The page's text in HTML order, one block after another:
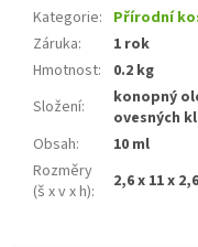
Kategorie: Přírodní
Záruka:
1 rok
Hmotnost:
0.2 kg
Složení:
konopný
ovesných
Obsah:
10 ml
Rozměry
(š x v x h): 2,6 x 11 x